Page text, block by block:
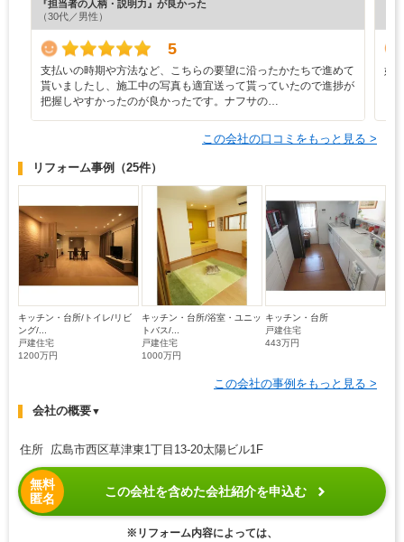
『担当者の人柄・説明力』が良かった
（30代／男性）
5
支払いの時期や方法など、こちらの要望に沿ったかたちで進めて
貰いましたし、施工中の写真も適宜送って貰っていたので進捗が
把握しやすかったのが良かったです。ナフサの…
好
この会社の口コミをもっと見る >
リフォーム事例 （25件）
キッチン・台所/トイレ/リビ
ング/...
戸建住宅
1200万円
キッチン・台所/浴室・ユニッ
トバス/...
戸建住宅
1000万円
キッチン・台所
戸建住宅
443万円
この会社の事例をもっと見る >
会社の概要▼
住所 広島市西区草津東1丁目13-20太陽ビル1F
無料
匿名
この会社を含めた会社紹介を申込む
※リフォーム内容によっては、